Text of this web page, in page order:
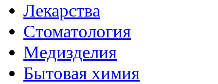
Лекарства
Стоматология
Медизделия
Бытовая химия